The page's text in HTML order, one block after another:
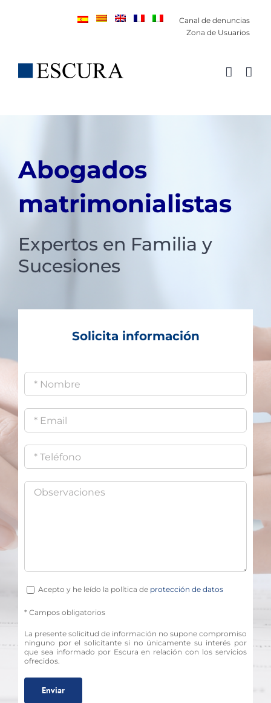
Canal de denuncias
Zona de Usuarios
Abogados
matrimonialistas
Expertos en Familia y
Sucesiones
Solicita información
Acepto y he leído la política de protección de datos
* Campos obligatorios
La presente solicitud de información no supone compromiso
ninguno por el solicitante si no únicamente su interés por
que sea informado por Escura en relación con los servicios
ofrecidos.